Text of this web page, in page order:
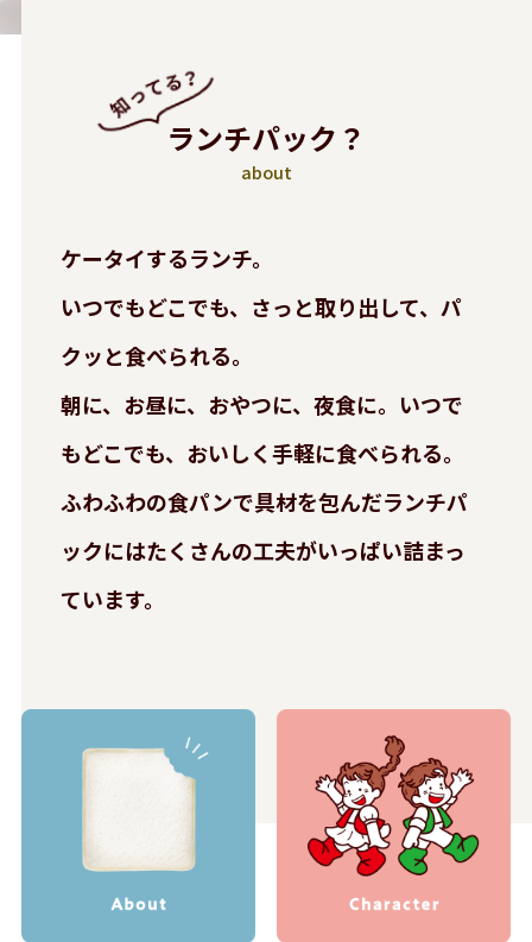
ランチパック？
about
ケータイするランチ。
いつでもどこでも、さっと取り出して、パ
クッと食べられる。
朝に、お昼に、おやつに、夜食に。いつで
もどこでも、おいしく手軽に食べられる。
ふわふわの食パンで具材を包んだランチパ
ックにはたくさんの工夫がいっぱい詰まっ
ています。